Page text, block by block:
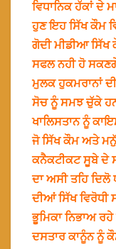
ਵਿਧਾਨਿਕ ਹੱਕਾਂ ਦੇ
ਹੁਣ ਇਹ ਸਿੱਖ ਕੌਮ
ਗੋਦੀ ਮੀਡੀਆ ਸਿੱਖ
ਸਫਲ ਨਹੀ ਹੋ
ਮੁਲਕ ਹੁਕਮਰਾਨਾਂ
ਸੋਚ ਨੂੰ ਸਮਝ ਚੁੱਕੇ
ਖਾਲਿਸਤਾਨ ਨੂੰ
ਜੋ ਸਿੱਖ ਕੌਮ ਅਤੇ
ਕਨੈਕਟੀਕਟ ਸੂਬੇ ਦੇ
ਦਾ ਅਸੀ ਤਹਿ
ਦੀਆਂ ਸਿੱਖ ਵਿਰੋਧੀ
ਭੂਮਿਕਾ ਨਿਭਾਅ
ਦਸਤਾਰ ਕਾਨੂੰਨ ਨੂੰ